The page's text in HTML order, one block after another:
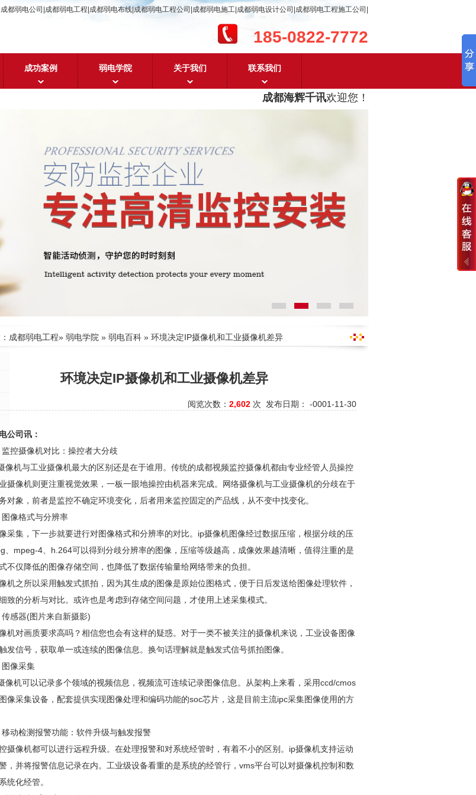
成都弱电公司|成都弱电工程|成都弱电布线|成都弱电工程公司|成都弱电施工|成都弱电设计公司|成都弱电工程施工公司|
185-0822-7772
成功案例 弱电学院 关于我们 联系我们
成都海辉千讯欢迎您！成都弱电工程设计及成
成都弱电工程» 弱电学院 » 弱电百科 » 环境决定IP摄像机和工业摄像机差异
环境决定IP摄像机和工业摄像机差异
阅览次数： 2,602 次 发布日期： -0001-11-30
公司讯：
控摄像机对比：操控者大分歧
像机与工业摄像机最大的区别还是在于谁用。传统的成都视频监控摄像机都由专业经管人员操控
摄像机则更注重视觉效果，一板一眼地操控由机器来完成。网络摄像机与工业摄像机的分歧在于
对象，前者是监控不确定环境变化，后者用来监控固定的产品线，从不变中找变化。
图像格式与分辨率
采集，下一步就要进行对图像格式和分辨率的对比。ip摄像机图像经过数据压缩，根据分歧的压
、mpeg-4、h.264可以得到分歧分辨率的图像，压缩等级越高，成像效果越清晰，值得注重的是
不仅降低的图像存储空间，也降低了数据传输量给网络带来的负担。
机之所以采用触发式抓拍，因为其生成的图像是原始位图格式，便于日后发送给图像处理软件，
致的分析与对比。或许也是考虑到存储空间问题，才使用上述采集模式。
传感器(图片来自新摄影)
机对画质要求高吗？相信您也会有这样的疑惑。对于一类不被关注的摄像机来说，工业设备图像
发信号，获取单一或连续的图像信息。换句话理解就是触发式信号抓拍图像。
图像采集
像机可以记录多个领域的视频信息，视频流可连续记录图像信息。从架构上来看，采用ccd/cmos
像采集设备，配套提供实现图像处理和编码功能的soc芯片，这是目前主流ipc采集图像使用的方
移动检测报警功能：软件升级与触发报警
摄像机都可以进行远程升级。在处理报警和对系统经管时，有着不小的区别。ip摄像机支持运动
，并将报警信息记录在内。工业级设备看重的是系统的经管行，vms平台可以对摄像机控制和数
统化经管。